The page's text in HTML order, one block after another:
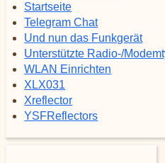
Startseite
Telegram Chat
Und nun das Funkgerät
Unterstützte Radio-/
WLAN Einrichten
XLX031
Xreflector
YSFReflectors